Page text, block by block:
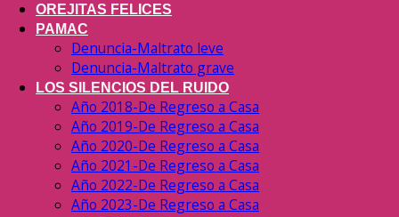
OREJITAS FELICES
PAMAC
Denuncia-Maltrato leve
Denuncia-Maltrato grave
LOS SILENCIOS DEL RUIDO
Año 2018-De Regreso a Casa
Año 2019-De Regreso a Casa
Año 2020-De Regreso a Casa
Año 2021-De Regreso a Casa
Año 2022-De Regreso a Casa
Año 2023-De Regreso a Casa